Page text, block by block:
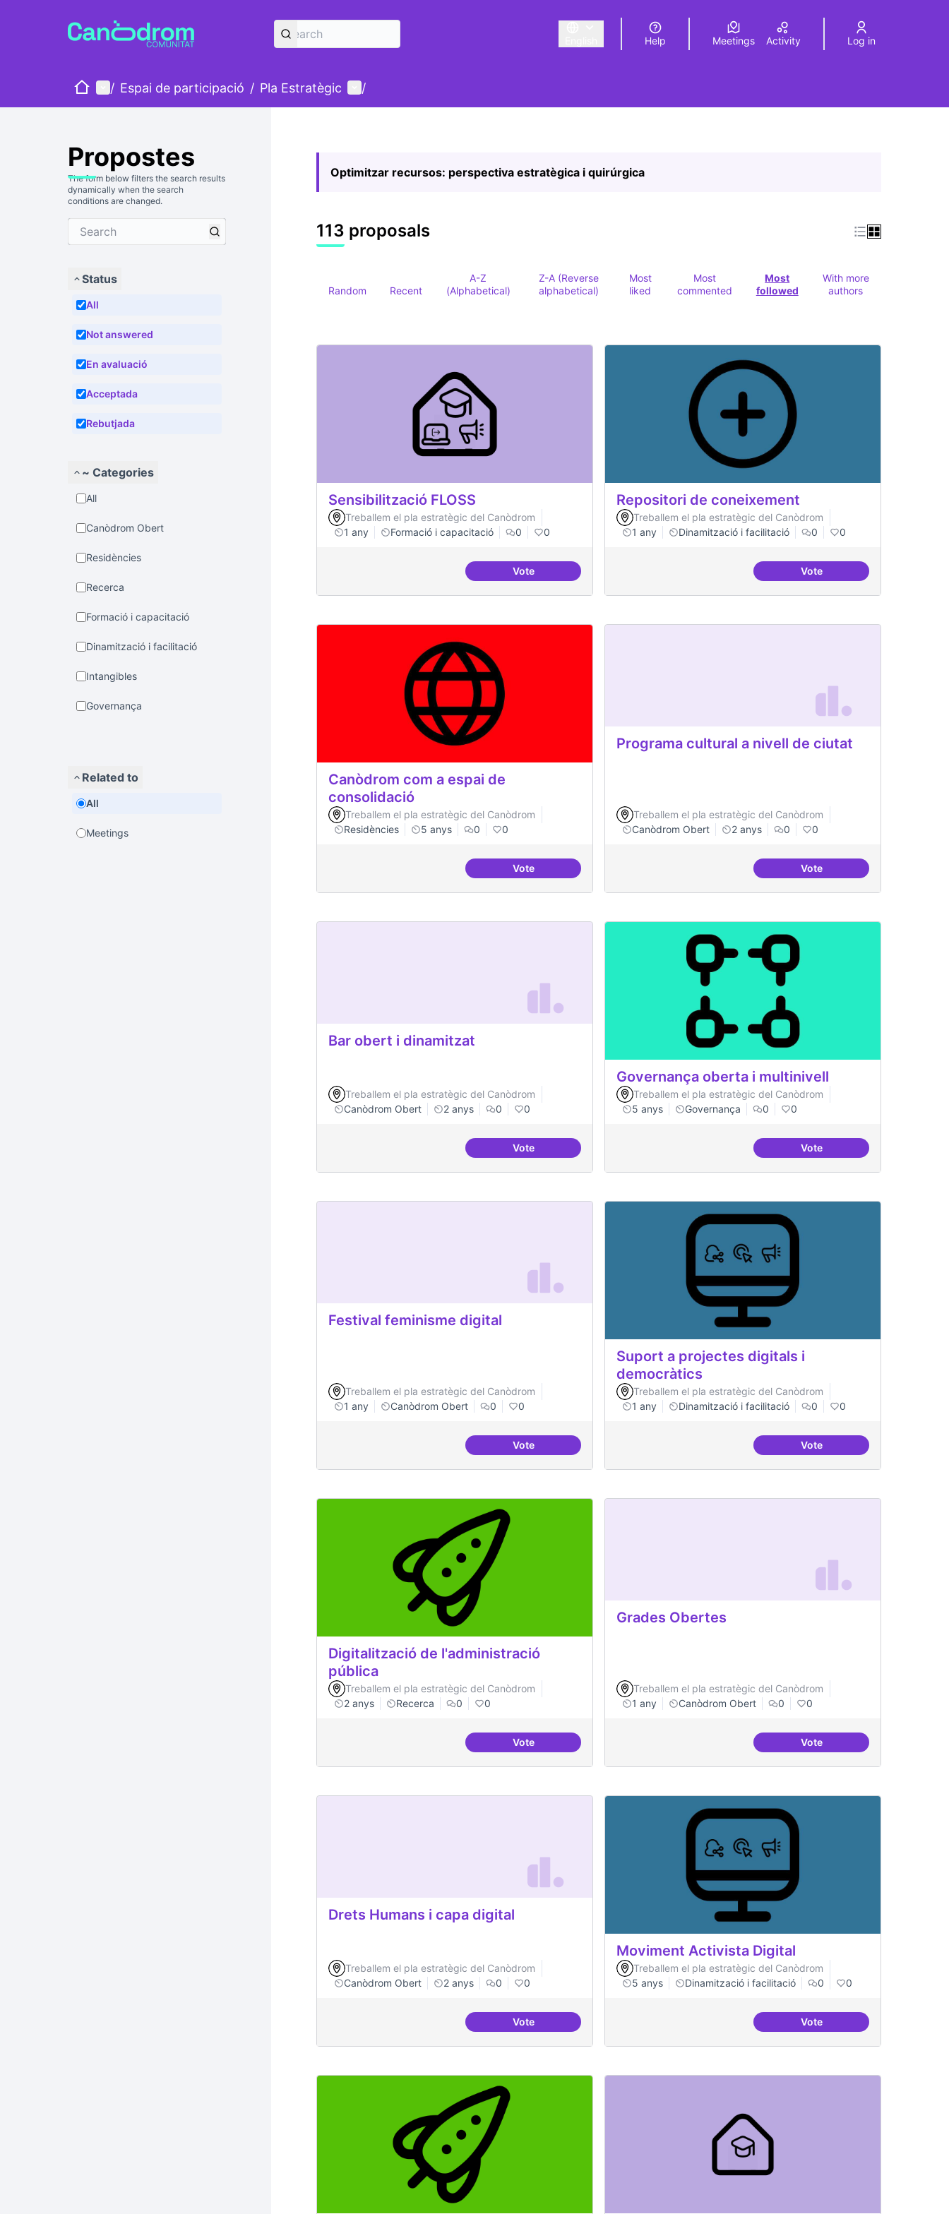
Triar la llengua Elegir el idiomaChoose language
Help Meetings Activity Log in
HomeMain menu
/ Espai de participació / Pla Estratègic User menu
/
Propostes
The form below filters the search results
dynamically when the search
conditions are changed.
Status
All
Not answered
En avaluació
Acceptada
Rebutjada
~ Categories
All
Canòdrom Obert
Residències
Recerca
Formació i capacitació
Dinamització i facilitació
Intangibles
Governança
Related to
All
Meetings
Optimitzar recursos: perspectiva estratègica i quirúrgica
113 proposals
Random Recent
A-Z
(Alphabetical)
Z-A (Reverse
alphabetical)
Most
liked
Most
commented
Most
followed
With more
authors
Sensibilització FLOSS
Treballem el pla estratègic del Canòdrom
1 any
Formació i capacitació 0 0
VoteSensibilització FLOSS
Repositori de coneixement
Treballem el pla estratègic del Canòdrom
1 any
Dinamització i facilitació 0 0
VoteRepositori de coneixement
Canòdrom com a espai de
consolidació
Treballem el pla estratègic del Canòdrom
Residències
5 anys 0 0
VoteCanòdrom com a espai de consolidació
Programa cultural a nivell de ciutat
Treballem el pla estratègic del Canòdrom
Canòdrom Obert
2 anys 0 0
VotePrograma cultural a nivell
Bar obert i dinamitzat
Treballem el pla estratègic del Canòdrom
Canòdrom Obert
2 anys 0 0
VoteBar obert i dinamitzat
Governança oberta i multinivell
Treballem el pla estratègic del Canòdrom
5 anys
Governança 0 0
VoteGovernança oberta i
Festival feminisme digital
Treballem el pla estratègic del Canòdrom
1 any
Canòdrom Obert 0 0
VoteFestival feminisme digital
Suport a projectes digitals i
democràtics
Treballem el pla estratègic del Canòdrom
1 any
Dinamització i facilitació 0 0
VoteSuport a projectes digitals i
Digitalització de l'administració
pública
Treballem el pla estratègic del Canòdrom
2 anys
Recerca 0 0
VoteDigitalització de l'administració pública
Grades Obertes
Treballem el pla estratègic del Canòdrom
1 any
Canòdrom Obert 0 0
VoteGrades Obertes
Drets Humans i capa digital
Treballem el pla estratègic del Canòdrom
Canòdrom Obert
2 anys 0 0
VoteDrets Humans i capa digital
Moviment Activista Digital
Treballem el pla estratègic del Canòdrom
5 anys
Dinamització i facilitació 0 0
VoteMoviment Activista Digital